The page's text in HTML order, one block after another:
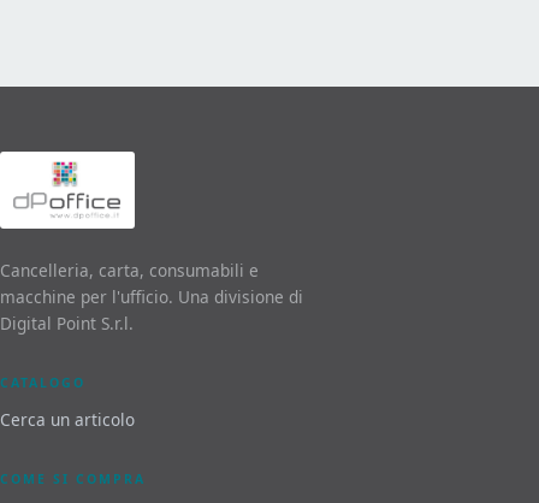
Cancelleria, carta, consumabili e
macchine per l'ufficio. Una divisione di
Digital Point S.r.l.
CATALOGO
Cerca un articolo
COME SI COMPRA